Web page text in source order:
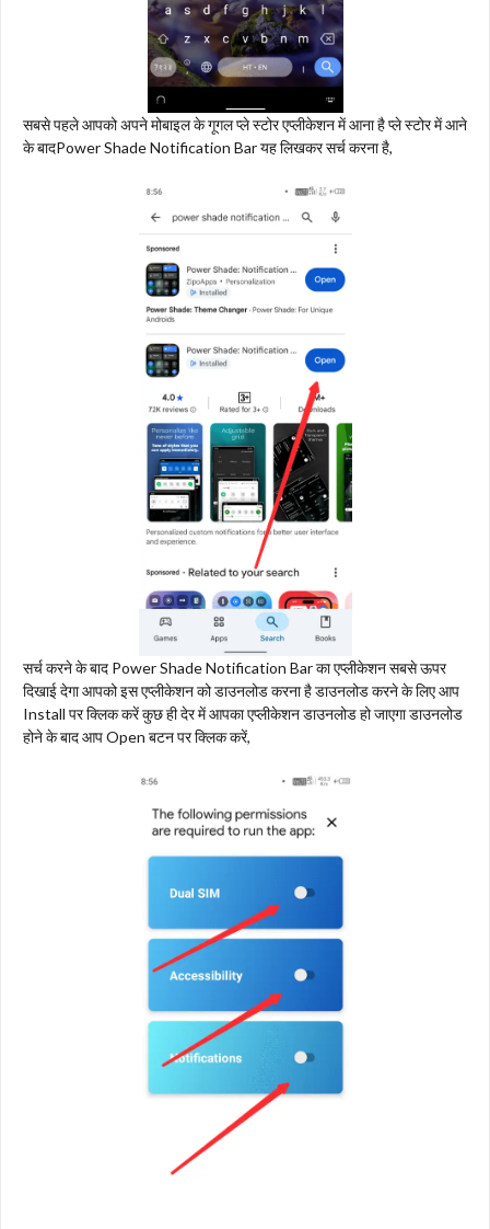
सबसे पहले आपको अपने मोबाइल के गूगल प्ले स्टोर एप्लीकेशन में आना है प्ले स्टोर में आने
के बादPower Shade Notification Bar यह लिखकर सर्च करना है,
सर्च करने के बाद Power Shade Notification Bar का एप्लीकेशन सबसे ऊपर
दिखाई देगा आपको इस एप्लीकेशन को डाउनलोड करना है डाउनलोड करने के लिए आप
Install पर क्लिक करें कुछ ही देर में आपका एप्लीकेशन डाउनलोड हो जाएगा डाउनलोड
होने के बाद आप Open बटन पर क्लिक करें,